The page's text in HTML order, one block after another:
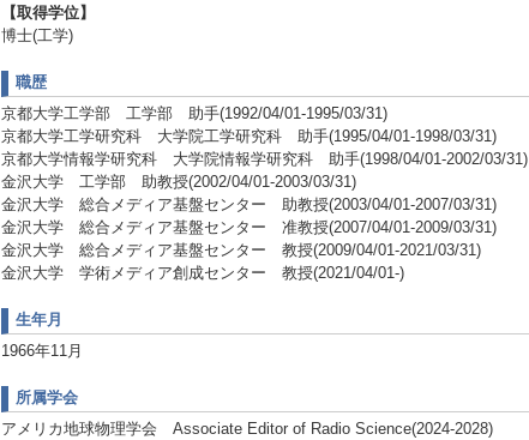
【取得学位】
博士(工学)
職歴
京都大学工学部 工学部 助手(1992/04/01-1995/03/31)
京都大学工学研究科 大学院工学研究科 助手(1995/04/01-1998/03/31)
京都大学情報学研究科 大学院情報学研究科 助手(1998/04/01-2002/03/31)
金沢大学 工学部 助教授(2002/04/01-2003/03/31)
金沢大学 総合メディア基盤センター 助教授(2003/04/01-2007/03/31)
金沢大学 総合メディア基盤センター 准教授(2007/04/01-2009/03/31)
金沢大学 総合メディア基盤センター 教授(2009/04/01-2021/03/31)
金沢大学 学術メディア創成センター 教授(2021/04/01-)
生年月
1966年11月
所属学会
アメリカ地球物理学会 Associate Editor of Radio Science(2024-2028)